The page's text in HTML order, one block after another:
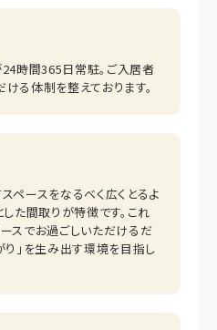
時間365日常駐。ご入居者
る体制を整えております。
ペースをなるべく広くとるよ
した間取りが特徴です。これ
スでお過ごしいただけるだ
り」を生み出す環境を目指し